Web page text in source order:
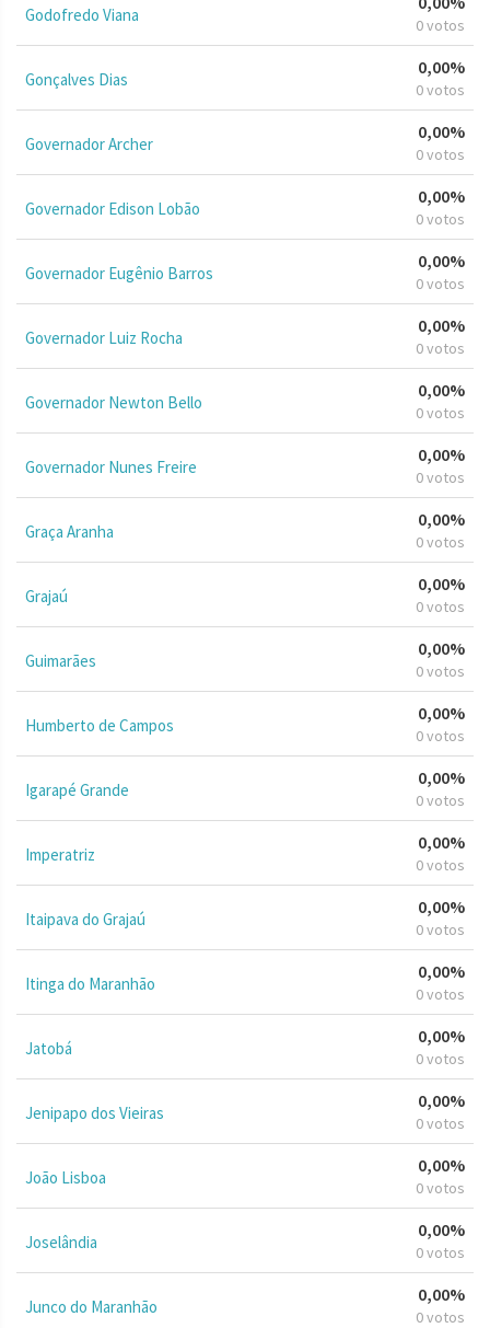
Godofredo Viana 0 votos
Gonçalves Dias
0,00%
0 votos
Governador Archer
0,00%
0 votos
Governador Edison Lobão
0,00%
0 votos
Governador Eugênio Barros
0,00%
0 votos
Governador Luiz Rocha
0,00%
0 votos
Governador Newton Bello
0,00%
0 votos
Governador Nunes Freire
0,00%
0 votos
Graça Aranha
0,00%
0 votos
Grajaú
0,00%
0 votos
Guimarães
0,00%
0 votos
Humberto de Campos
0,00%
0 votos
Igarapé Grande
0,00%
0 votos
Imperatriz
0,00%
0 votos
Itaipava do Grajaú
0,00%
0 votos
Itinga do Maranhão
0,00%
0 votos
Jatobá
0,00%
0 votos
Jenipapo dos Vieiras
0,00%
0 votos
João Lisboa
0,00%
0 votos
Joselândia
0,00%
0 votos
Junco do Maranhão
0,00%
0 votos